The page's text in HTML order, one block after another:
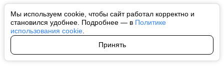
Мы используем cookie, чтобы сайт работал корректно и
становился удобнее. Подробнее — в Политике
использования cookie
Принять